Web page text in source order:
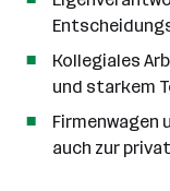
Kollegiales
und starkem
Firmenwagen
auch zur